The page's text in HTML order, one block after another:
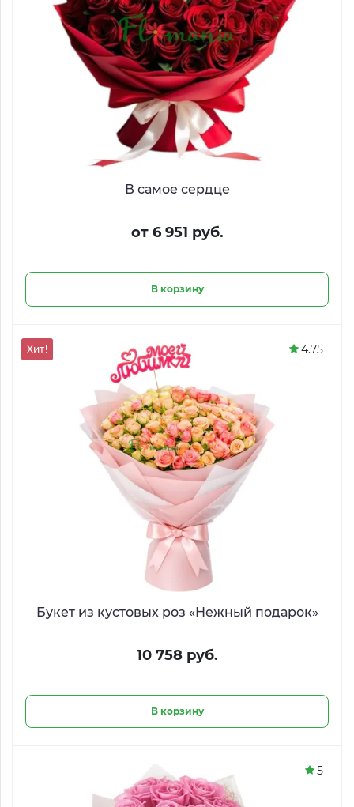
В самое сердце
от 6 951 руб.
В корзину
Букет из кустовых роз «Нежный подарок»
10 758 руб.
В корзину
Хит! 4.75
5